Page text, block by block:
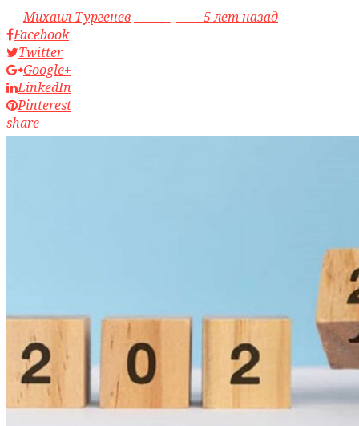
byМихаил Тургенев
5 лет назад
Facebook
Twitter
Google+
LinkedIn
Pinterest
share